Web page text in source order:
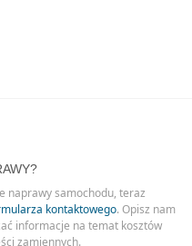
naprawy samochodu, teraz
kontaktowego. Opisz nam
informacje na temat kosztów
zamiennych.